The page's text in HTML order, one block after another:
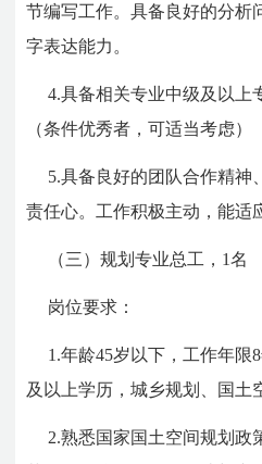
节编写工作。具备良好的分析
字表达能力。
4.具备相关专业中级及以上
（条件优秀者，可适当考虑）
5.具备良好的团队合作精神
责任心。工作积极主动，能适
（三）规划专业总工，1名
岗位要求：
1.年龄45岁以下，工作年限
及以上学历，城乡规划、国土
2.熟悉国家国土空间规划政